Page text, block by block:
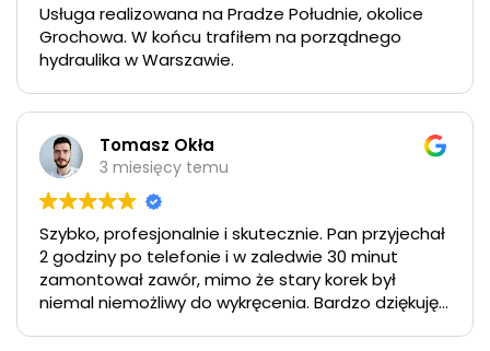
Usługa realizowana na Pradze Południe, okolice
Grochowa. W końcu trafiłem na porządnego
hydraulika w Warszawie.
Tomasz Okła
3 miesięcy temu
Szybko, profesjonalnie i skutecznie. Pan przyjechał
2 godziny po telefonie i w zaledwie 30 minut
zamontował zawór, mimo że stary korek był
niemal niemożliwy do wykręcenia. Bardzo dziękuję